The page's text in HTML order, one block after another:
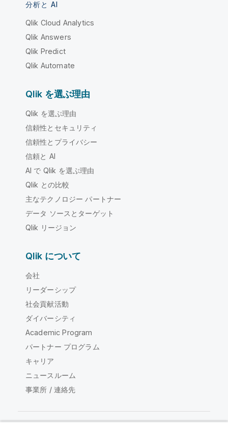
分析と AI
Qlik Cloud Analytics
Qlik Answers
Qlik Predict
Qlik Automate
Qlik を選ぶ理由
Qlik を選ぶ理由
信頼性とセキュリティ
信頼性とプライバシー
信頼と AI
AI で Qlik を選ぶ理由
Qlik との比較
主なテクノロジー パートナー
データ ソースとターゲット
Qlik リージョン
Qlik について
会社
リーダーシップ
社会貢献活動
ダイバーシティ
Academic Program
パートナー プログラム
キャリア
ニュースルーム
事業所 / 連絡先